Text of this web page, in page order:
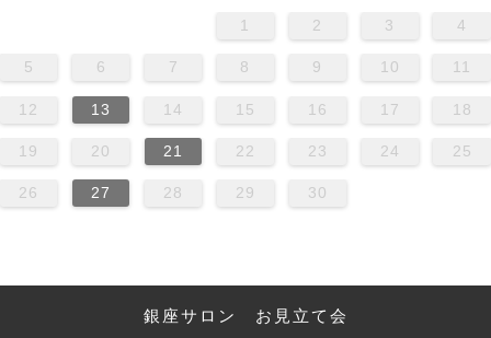
1 2 3 4
5 6 7 8 9 10 11
12 13 14 15 16 17 18
19 20 21 22 23 24 25
26 27 28 29 30
銀座サロン お見立て会